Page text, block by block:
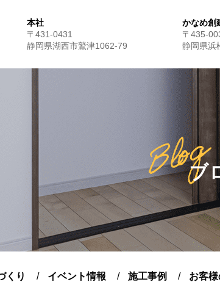
本社
〒431-0431
静岡県湖西市鷲津1062-79
かなめ創
〒435-
静岡県浜
ブ
くり イベント情報 施工事例 お客